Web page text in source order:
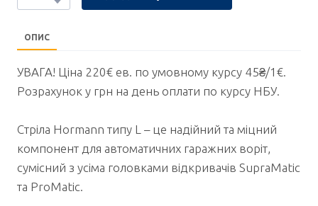
ОПИС
УВАГА! Ціна 220€ ев. по умовному курсу 45₴/1€.
Розрахунок у грн на день оплати по курсу НБУ.
Стріла Hormann типу L – це надійний та міцний
компонент для автоматичних гаражних воріт,
сумісний з усіма головками відкривачів SupraMatic
та ProMatic.